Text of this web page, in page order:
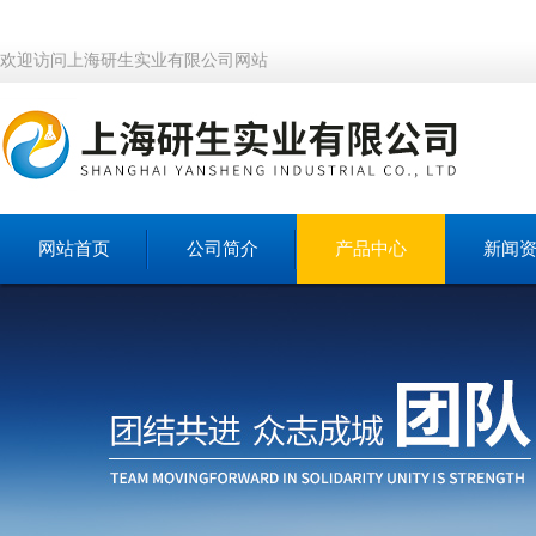
欢迎访问上海研生实业有限公司网站
网站首页 公司简介 产品中心 新闻